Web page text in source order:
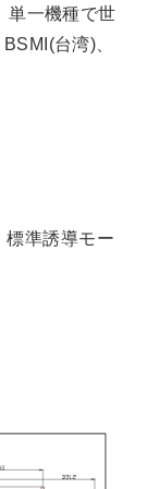
単一機種で世
台湾)、
標準誘導モー